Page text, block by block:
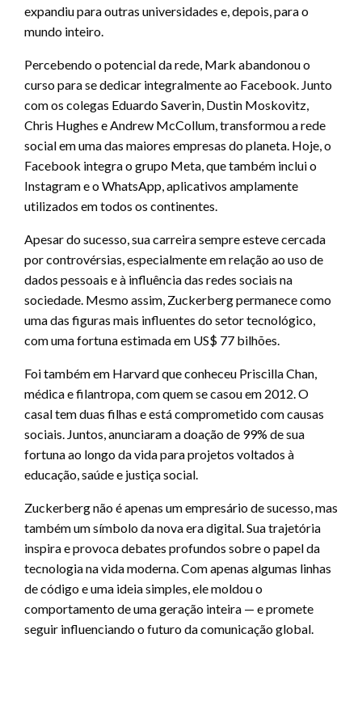
expandiu para outras universidades e, depois, para o
mundo inteiro.
Percebendo o potencial da rede, Mark abandonou o
curso para se dedicar integralmente ao Facebook. Junto
com os colegas Eduardo Saverin, Dustin Moskovitz,
Chris Hughes e Andrew McCollum, transformou a rede
social em uma das maiores empresas do planeta. Hoje, o
Facebook integra o grupo Meta, que também inclui o
Instagram e o WhatsApp, aplicativos amplamente
utilizados em todos os continentes.
Apesar do sucesso, sua carreira sempre esteve cercada
por controvérsias, especialmente em relação ao uso de
dados pessoais e à influência das redes sociais na
sociedade. Mesmo assim, Zuckerberg permanece como
uma das figuras mais influentes do setor tecnológico,
com uma fortuna estimada em US$ 77 bilhões.
Foi também em Harvard que conheceu Priscilla Chan,
médica e filantropa, com quem se casou em 2012. O
casal tem duas filhas e está comprometido com causas
sociais. Juntos, anunciaram a doação de 99% de sua
fortuna ao longo da vida para projetos voltados à
educação, saúde e justiça social.
Zuckerberg não é apenas um empresário de sucesso, mas
também um símbolo da nova era digital. Sua trajetória
inspira e provoca debates profundos sobre o papel da
tecnologia na vida moderna. Com apenas algumas linhas
de código e uma ideia simples, ele moldou o
comportamento de uma geração inteira — e promete
seguir influenciando o futuro da comunicação global.